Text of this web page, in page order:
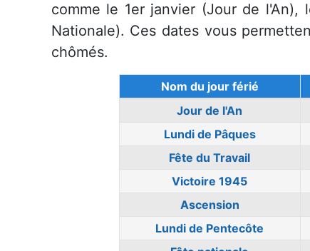
comme le 1er janvier (Jour de
Nationale). Ces dates vous
chômés.
Nom du jour férié
Jour de l'An
Lundi de Pâques
Fête du Travail
Victoire 1945
Ascension
Lundi de Pentecôte